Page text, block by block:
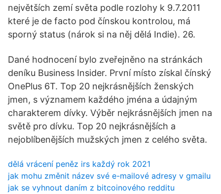
největších zemí světa podle rozlohy k 9.7.2011
které je de facto pod čínskou kontrolou, má
sporný status (nárok si na něj dělá Indie). 26.
Dané hodnocení bylo zveřejněno na stránkách
deníku Business Insider. První místo získal čínský
OnePlus 6T. Top 20 nejkrásnějších ženských
jmen, s významem každého jména a údajným
charakterem dívky. Výběr nejkrásnějších jmen na
světě pro dívku. Top 20 nejkrásnějších a
nejoblíbenějších mužských jmen z celého světa.
dělá vrácení peněz irs každý rok 2021
jak mohu změnit název své e-mailové adresy v gmailu
jak se vyhnout daním z bitcoinového redditu